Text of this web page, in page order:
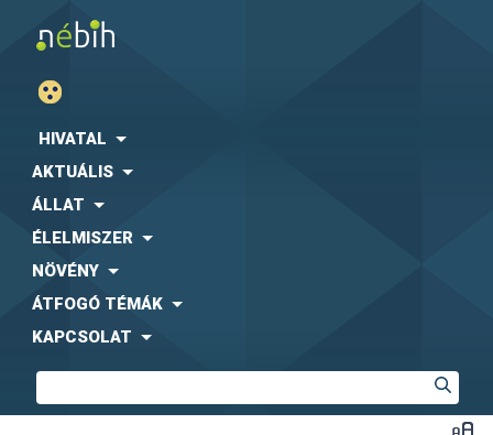
HIVATAL
AKTUÁLIS
ÁLLAT
ÉLELMISZER
NÖVÉNY
ÁTFOGÓ TÉMÁK
KAPCSOLAT